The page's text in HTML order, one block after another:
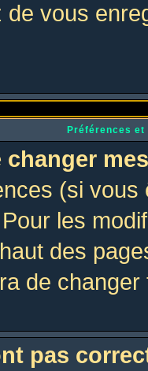
vous
Préférences
(si
les
des
de
pas